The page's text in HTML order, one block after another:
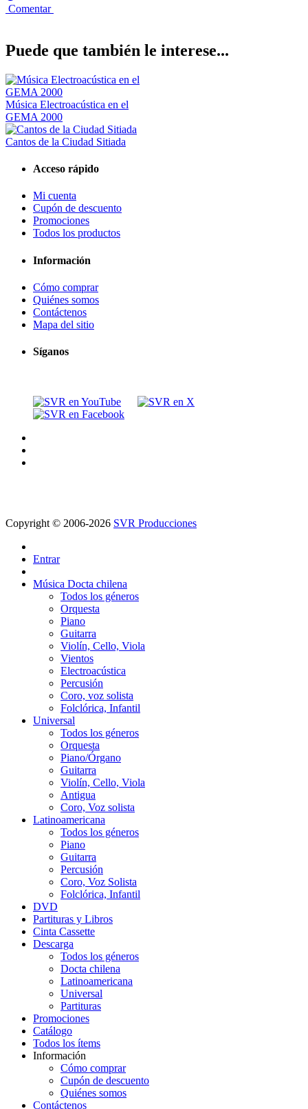
Comentar
Puede que también le interese...
Música Electroacústica en el
GEMA 2000
Cantos de la Ciudad Sitiada
Acceso rápido
Mi cuenta
Cupón de descuento
Promociones
Todos los productos
Información
Cómo comprar
Quiénes somos
Contáctenos
Mapa del sitio
Síganos
Copyright © 2006-2026 SVR Producciones
Entrar
Música Docta chilena
Todos los géneros
Orquesta
Piano
Guitarra
Violín, Cello, Viola
Vientos
Electroacústica
Percusión
Coro, voz solista
Folclórica, Infantil
Universal
Todos los géneros
Orquesta
Piano/Órgano
Guitarra
Violín, Cello, Viola
Antigua
Coro, Voz solista
Latinoamericana
Todos los géneros
Piano
Guitarra
Percusión
Coro, Voz Solista
Folclórica, Infantil
DVD
Partituras y Libros
Cinta Cassette
Descarga
Todos los géneros
Docta chilena
Latinoamericana
Universal
Partituras
Promociones
Catálogo
Todos los ítems
Información
Cómo comprar
Cupón de descuento
Quiénes somos
Contáctenos